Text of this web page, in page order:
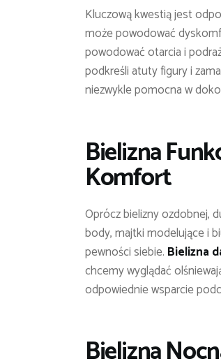
Kluczową kwestią jest
może powodować
powodować otarcia i
podkreśli atuty figury i
niezwykle pomocna w
Bielizna
Komfort
Oprócz bielizny ozdobnej,
body, majtki modelujące i
pewności siebie. Bielizna
chcemy wyglądać
odpowiednie wsparcie